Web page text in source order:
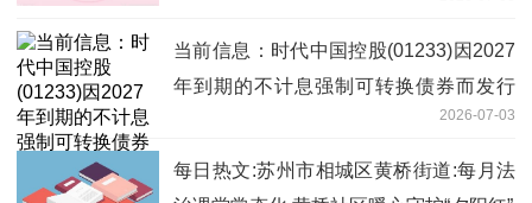
当前信息：时代中国控股(01233)因2027
年到期的不计息强制可转换债券而发行
2026-07-03
每日热文:苏州市相城区黄桥街道:每月法